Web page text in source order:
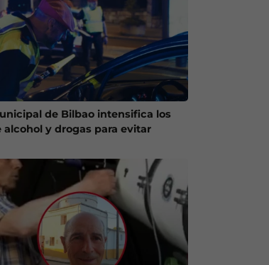
de Bilbao intensifica los
alcohol y drogas para evitar